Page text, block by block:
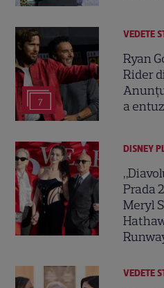
7
VEDETE
Ryan
Rider
a
DISNEY
Prada
Meryl
VEDETE